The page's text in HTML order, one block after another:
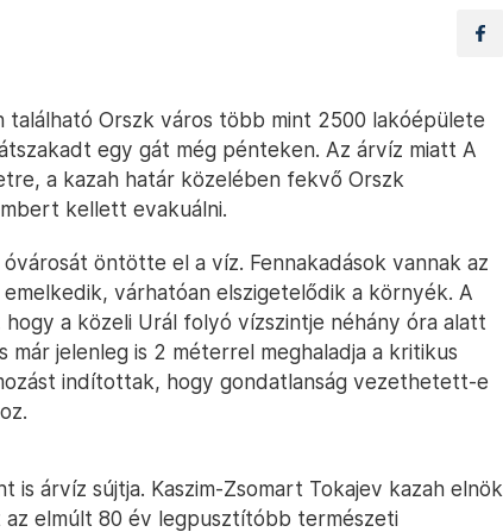
található Orszk város több mint 2500 lakóépülete
egy gát még pénteken. Az árvíz miatt A
a kazah határ közelében fekvő Orszk
kellett evakuálni.
öntötte el a víz. Fennakadások vannak az
várhatóan elszigetelődik a környék. A
a közeli Urál folyó vízszintje néhány óra alatt
jelenleg is 2 méterrel meghaladja a kritikus
indítottak, hogy gondatlanság vezethetett-e
is árvíz sújtja. Kaszim-Zsomart Tokajev kazah elnök
elmúlt 80 év legpusztítóbb természeti